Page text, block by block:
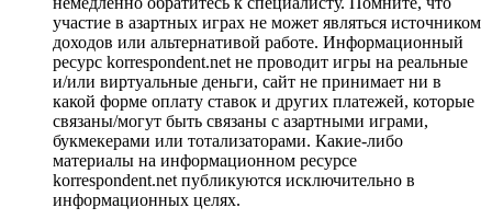
участие в азартных играх не может являться источником
доходов или альтернативой работе. Информационный
ресурс korrespondent.net не проводит игры на реальные
и/или виртуальные деньги, сайт не принимает ни в
какой форме оплату ставок и других платежей, которые
связаны/могут быть связаны с азартными играми,
букмекерами или тотализаторами. Какие-либо
материалы на информационном ресурсе
korrespondent.net публикуются исключительно в
информационных целях.